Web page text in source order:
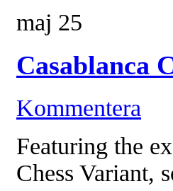
maj 25
Casablanca
Kommentera
Featuring the
Chess Variant,